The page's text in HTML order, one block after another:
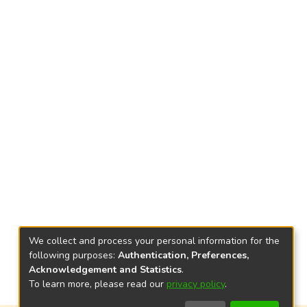
We collect and process your personal information for the
following purposes: Authentication, Preferences,
Acknowledgement and Statistics.
To learn more, please read our privacy policy.